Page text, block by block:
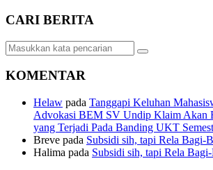
CARI BERITA
KOMENTAR
Helaw pada Tanggapi Keluhan
Advokasi BEM SV Undip Klaim Akan
yang Terjadi Pada Banding UKT
Breve pada Subsidi sih, tapi Rela Bagi-
Halima pada Subsidi sih, tapi Rela